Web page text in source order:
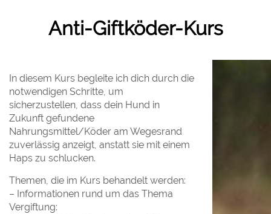
Anti-Giftköder-Kurs
In diesem Kurs begleite ich dich durch die
notwendigen Schritte, um
sicherzustellen, dass dein Hund in
Zukunft gefundene
Nahrungsmittel/Köder am Wegesrand
zuverlässig anzeigt, anstatt sie mit einem
Haps zu schlucken.
Themen, die im Kurs behandelt werden:
– Informationen rund um das Thema
Vergiftung: